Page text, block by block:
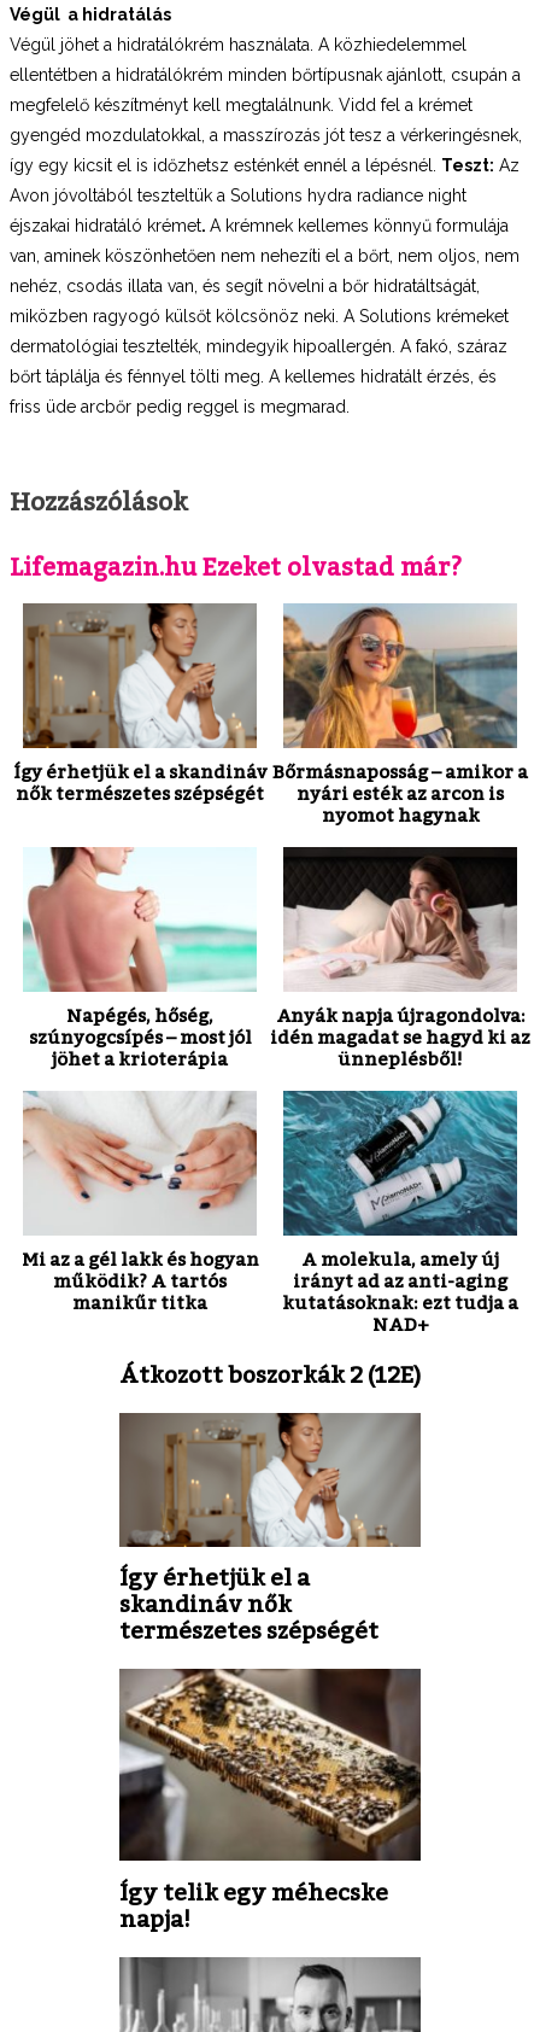
Végül a hidratálás
Végül jöhet a hidratálókrém használata. A közhiedelemmel
ellentétben a hidratálókrém minden bőrtípusnak ajánlott, csupán a
megfelelő készítményt kell megtalálnunk. Vidd fel a krémet
gyengéd mozdulatokkal, a masszírozás jót tesz a vérkeringésnek,
így egy kicsit el is időzhetsz esténkét ennél a lépésnél. Teszt: Az
Avon jóvoltából teszteltük a Solutions hydra radiance night
éjszakai hidratáló krémet. A krémnek kellemes könnyű formulája
van, aminek köszönhetően nem nehezíti el a bőrt, nem oljos, nem
nehéz, csodás illata van, és segít növelni a bőr hidratáltságát,
miközben ragyogó külsőt kölcsönöz neki. A Solutions krémeket
dermatológiai tesztelték, mindegyik hipoallergén. A fakó, száraz
bőrt táplálja és fénnyel tölti meg. A kellemes hidratált érzés, és
friss üde arcbőr pedig reggel is megmarad.
Hozzászólások
Lifemagazin.hu Ezeket olvastad már?
Így érhetjük el a skandináv
nők természetes szépségét
Bőrmásnaposság – amikor a
nyári esték az arcon is
nyomot hagynak
Napégés, hőség,
szúnyogcsípés – most jól
jöhet a krioterápia
Anyák napja újragondolva:
idén magadat se hagyd ki az
ünneplésből!
Mi az a gél lakk és hogyan
működik? A tartós
manikűr titka
A molekula, amely új
irányt ad az anti-aging
kutatásoknak: ezt tudja a
NAD+
Átkozott boszorkák 2 (12E)
Így érhetjük el a
skandináv nők
természetes szépségét
Így telik egy méhecske
napja!